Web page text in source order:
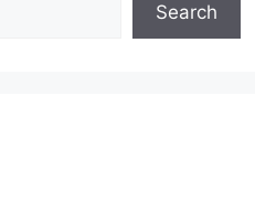
Search